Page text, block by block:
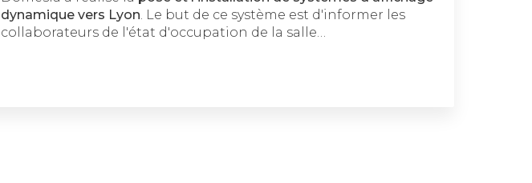
dynamique vers Lyon. Le but de ce système est d'informer les
collaborateurs de l'état d'occupation de la salle…